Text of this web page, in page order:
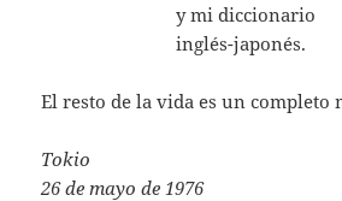
……………………..y mi diccionario
……………………..inglés-japonés.
El resto de la vida es un completo
Tokio
26 de mayo de 1976